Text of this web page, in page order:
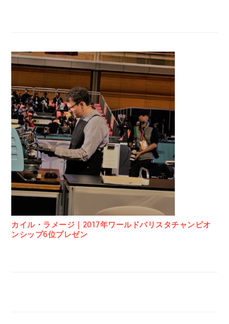
カイル・ラメージ｜2017年ワールドバリスタチャンピオ
ンシップ6位プレゼン